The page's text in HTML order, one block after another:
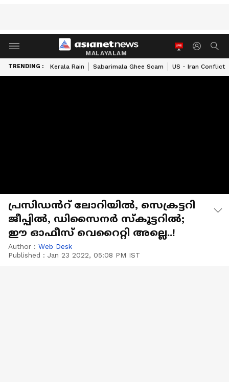
MALAYALAM
TRENDING : Kerala Rain Sabarimala Ghee Scam US - Iran Conflict
പ്രസിഡൻറ് ലോറിയിൽ, സെക്രട്ടറി
ജീപ്പിൽ, ഡിസൈനർ സ്കൂട്ടറിൽ;
ഈ ഓഫീസ് വെറൈറ്റി അല്ലെ..!
Author : Web Desk
Published : Jan 23 2022, 05:08 PM IST